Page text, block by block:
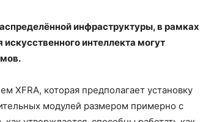
инфраструктуры, в рамках
интеллекта могут
XFRA, которая предполагает установку
модулей размером примерно с